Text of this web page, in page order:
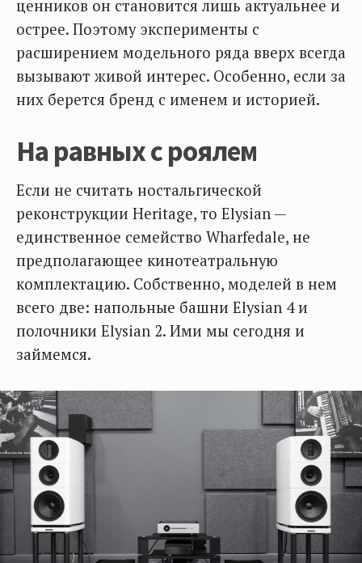
ценников он становится лишь актуальнее и
острее. Поэтому эксперименты с
расширением модельного ряда вверх всегда
вызывают живой интерес. Особенно, если за
них берется бренд с именем и историей.
На равных с роялем
Если не считать ностальгической
реконструкции Heritage, то Elysian —
единственное семейство Wharfedale, не
предполагающее кинотеатральную
комплектацию. Собственно, моделей в нем
всего две: напольные башни Elysian 4 и
полочники Elysian 2. Ими мы сегодня и
займемся.